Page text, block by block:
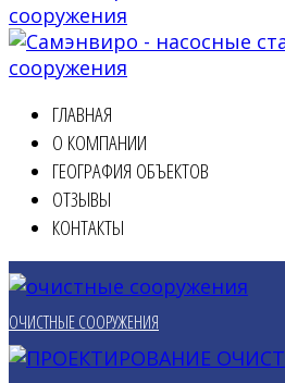
ГЛАВНАЯ
О КОМПАНИИ
ГЕОГРАФИЯ ОБЪЕКТОВ
ОТЗЫВЫ
КОНТАКТЫ
ОЧИСТНЫЕ СООРУЖЕНИЯ